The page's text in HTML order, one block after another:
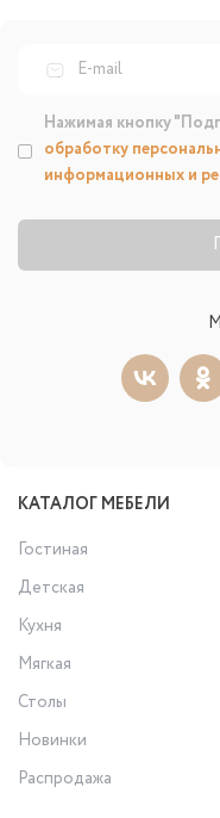
Нажимая кнопку
обработку
информационных и
КАТАЛОГ МЕБЕЛИ
Гостиная
Детская
Кухня
Мягкая
Столы
Новинки
Распродажа